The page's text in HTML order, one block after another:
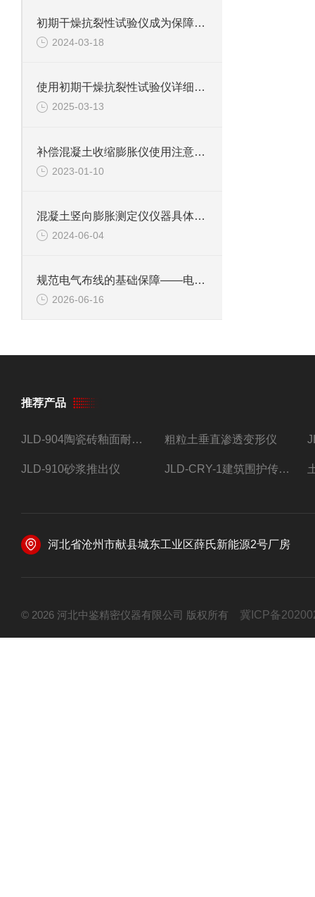
初期干燥抗裂性试验仪成为保障混凝土制品质量的关键环节
2024-03-18
使用初期干燥抗裂性试验仪详细的操作步骤是什么？
2025-03-13
补偿混凝土收缩膨胀仪使用注意事项说明
2023-01-10
混凝土竖向膨胀测定仪仪器具体作用如下
2024-06-04
规范电气布线的基础保障——电工套管弯曲固定装置的施工标准化应用
2026-06-16
推荐产品
JLD-904陶瓷砖釉面耐磨试验仪 粗粒土垂直渗透变形仪
JLD-910砂浆推出仪 JLD-CRY-1建筑围护传热系数现场检测仪仪器
河北省沧州市献县城东工业区薛氏新能源2号厂房
© 2026 河北中鉴精密仪器有限公司 版权所有 冀ICP备